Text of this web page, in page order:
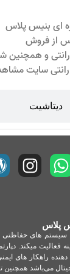
دیتاشیت
ای بنیس پلاس
از فروش
و همچنین
سایت
پلاس
فعالیت میکند.
راهکار های
می‌باشد همچنین